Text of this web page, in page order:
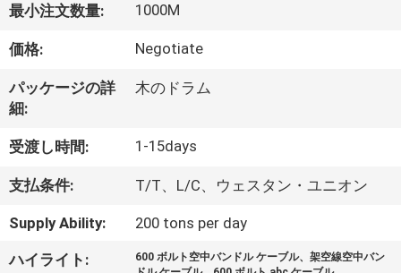
私
に
つ
い
て
最小注文数量: 1000M
価格: Negotiate
パッケージの詳
細:
木のドラム
受渡し時間: 1-15days
支払条件: T/T、L/C、ウェスタン・ユニオン
Supply Ability: 200 tons per day
ハイライト:
600 ボルト空中バンドル ケーブル、架空線空中バン